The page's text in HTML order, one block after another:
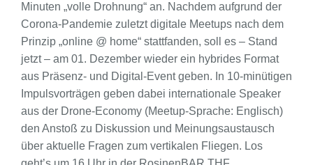
Minuten „volle Drohnung“ an. Nachdem aufgrund der
Corona-Pandemie zuletzt digitale Meetups nach dem
Prinzip „online @ home“ stattfanden, soll es – Stand
jetzt – am 01. Dezember wieder ein hybrides Format
aus Präsenz- und Digital-Event geben. In 10-minütigen
Impulsvorträgen geben dabei internationale Speaker
aus der Drone-Economy (Meetup-Sprache: Englisch)
den Anstoß zu Diskussion und Meinungsaustausch
über aktuelle Fragen zum vertikalen Fliegen. Los